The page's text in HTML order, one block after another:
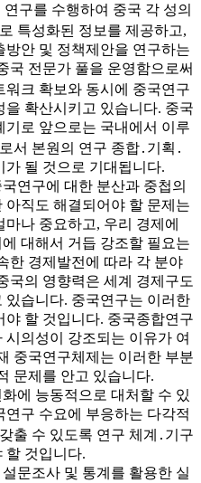
구를 수행하여 중국 각 성의
특성화된 정보를 제공하고,
안 및 정책제안을 연구하는
국 전문가 풀을 운영함으로써
워크 확보와 동시에 중국연구
확산시키고 있습니다. 중국
로 앞으로는 국내에서 이루
서 본원의 연구 종합․기획․
될 것으로 기대됩니다.
연구에 대한 분산과 중첩의
직도 해결되어야 할 문제는
나 중요하고, 우리 경제에
대해서 거듭 강조할 필요는
한 경제발전에 따라 각 분야
국의 영향력은 세계 경제구도
있습니다. 중국연구는 이러한
할 것입니다. 중국종합연구
의성이 강조되는 이유가 여
중국연구체제는 이러한 부분
문제를 안고 있습니다.
에 능동적으로 대처할 수 있
구 수요에 부응하는 다각적
출 수 있도록 연구 체계․기구
할 것입니다.
문조사 및 통계를 활용한 실